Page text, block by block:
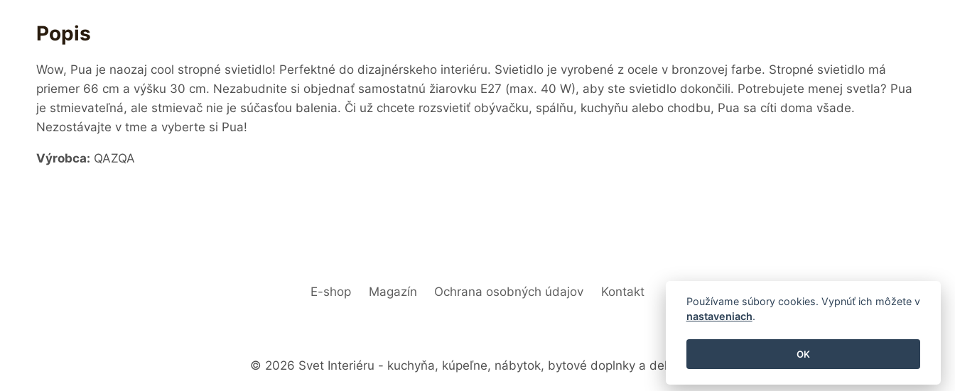
Popis
Wow, Pua je naozaj cool stropné svietidlo! Perfektné do dizajnérskeho interiéru. Svietidlo je vyrobené z ocele v bronzovej farbe. Stropné svietidlo má
priemer 66 cm a výšku 30 cm. Nezabudnite si objednať samostatnú žiarovku E27 (max. 40 W), aby ste svietidlo dokončili. Potrebujete menej svetla? Pua
je stmievateľná, ale stmievač nie je súčasťou balenia. Či už chcete rozsvietiť obývačku, spálňu, kuchyňu alebo chodbu, Pua sa cíti doma všade.
Nezostávajte v tme a vyberte si Pua!
Výrobca: QAZQA
E-shop Magazín Ochrana osobných údajov Kontakt
© 2026 Svet Interiéru - kuchyňa, kúpeľne, nábytok, bytové doplnky a dekorácie
Používame súbory cookies. Vypnúť ich môžete v
nastaveniach.
OK